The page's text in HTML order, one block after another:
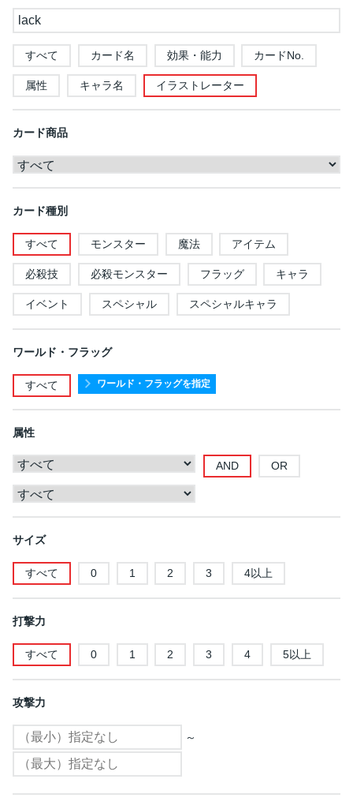
すべて カード名 効果・能力 カードNo.
属性 キャラ名 イラストレーター
カード商品
カード種別
すべて モンスター 魔法 アイテム
必殺技 必殺モンスター フラッグ キャラ
イベント スペシャル スペシャルキャラ
ワールド・フラッグ
すべて ワールド・フラッグを指定
属性
AND OR
サイズ
すべて 0 1 2 3 4以上
打撃力
すべて 0 1 2 3 4 5以上
攻撃力
～